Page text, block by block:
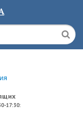
17:30: